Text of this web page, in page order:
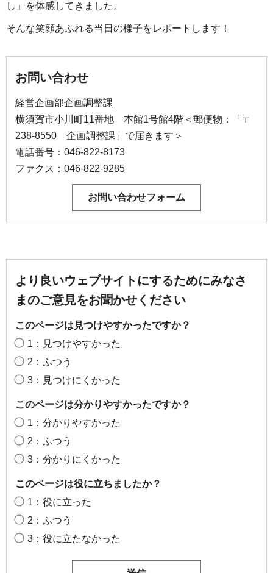
し」を体感してきました。
そんな笑顔あふれる当日の様子をレポートします！
お問い合わせ
経営企画部企画調整課
横須賀市小川町11番地 本館1号館4階＜郵便物：「〒
238-8550 企画調整課」で届きます＞
電話番号：046-822-8173
ファクス：046-822-9285
より良いウェブサイトにするためにみなさ
まのご意見をお聞かせください
このページは見つけやすかったですか？
1：見つけやすかった
2：ふつう
3：見つけにくかった
このページは分かりやすかったですか？
1：分かりやすかった
2：ふつう
3：分かりにくかった
このページは役に立ちましたか？
1：役に立った
2：ふつう
3：役に立たなかった